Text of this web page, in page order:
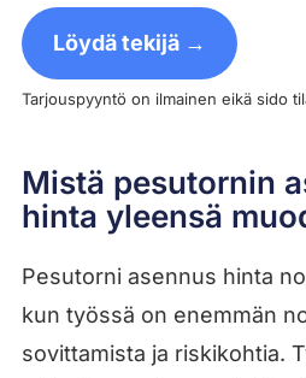
Löydä tekijä →
Tarjouspyyntö on ilmainen eikä sido
Mistä pesutornin
hinta yleensä
Pesutorni asennus hinta
kun työssä on enemmän
sovittamista ja riskikohtia.